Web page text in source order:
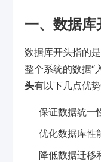
一、数据
数据库开头指的
整个系统的数据“
头有以下几点优
保证数据统一
优化数据库性
降低数据迁移